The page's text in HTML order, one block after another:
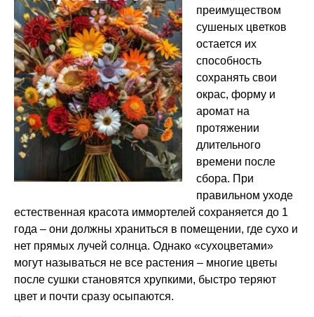
преимуществом
сушеных цветков
остается их
способность
сохранять свои
окрас, форму и
аромат на
протяжении
длительного
времени после
сбора. При
правильном уходе
естественная красота иммортелей сохраняется до 1
года – они должны храниться в помещении, где сухо и
нет прямых лучей солнца. Однако «сухоцветами»
могут называться не все растения – многие цветы
после сушки становятся хрупкими, быстро теряют
цвет и почти сразу осыпаются.